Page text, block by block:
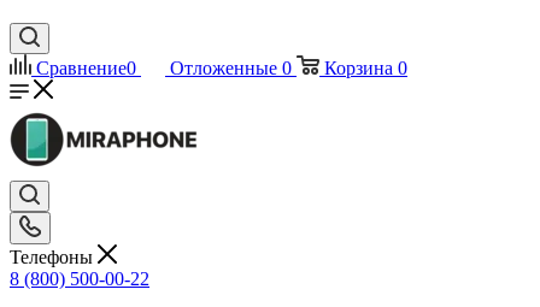
Сравнение0 Отложенные 0 Корзина 0
Телефоны
8 (800) 500-00-22